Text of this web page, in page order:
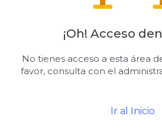
¡Oh! Acceso
No tienes acceso a esta área
favor, consulta con el
Ir al Inicio